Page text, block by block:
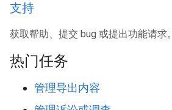
支持
获取帮助、提交 bug 或提出功能请求。
热门任务
管理导出内容